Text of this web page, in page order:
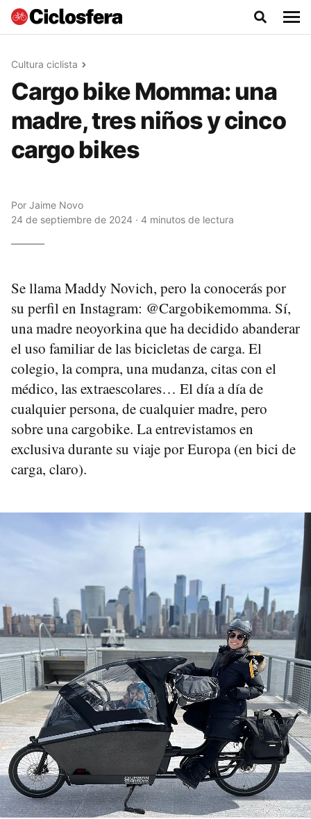
Cultura ciclista
Cargo bike Momma: una
madre, tres niños y cinco
cargo bikes
Por Jaime Novo
24 de septiembre de 2024 · 4 minutos de lectura
Se llama Maddy Novich, pero la conocerás por
su perfil en Instagram: @Cargobikemomma. Sí,
una madre neoyorkina que ha decidido abanderar
el uso familiar de las bicicletas de carga. El
colegio, la compra, una mudanza, citas con el
médico, las extraescolares… El día a día de
cualquier persona, de cualquier madre, pero
sobre una cargobike. La entrevistamos en
exclusiva durante su viaje por Europa (en bici de
carga, claro).